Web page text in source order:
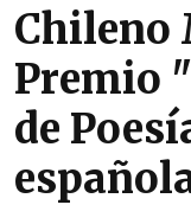
Chileno
Premio
de